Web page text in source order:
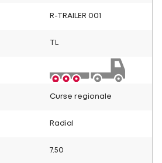
R-TRAILER 001
Curse regionale
Radial
7.50